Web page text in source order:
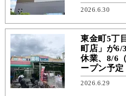
2026.6.30
東金町5丁
町店」が6/
休業、8/6
ープン予定
2026.6.29